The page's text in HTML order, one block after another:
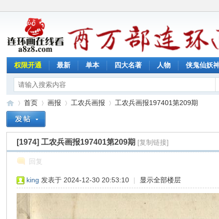
权限开通 最新 单本 四大名著 人物 侠鬼仙妖
»
首页
›
画报
›
工农兵画报
›
工农兵画报197401第209期
[1974]工农兵画报197401第209期 [复制链接]
回复
king 发表于 2024-12-30 20:53:10 | 显示全部楼层